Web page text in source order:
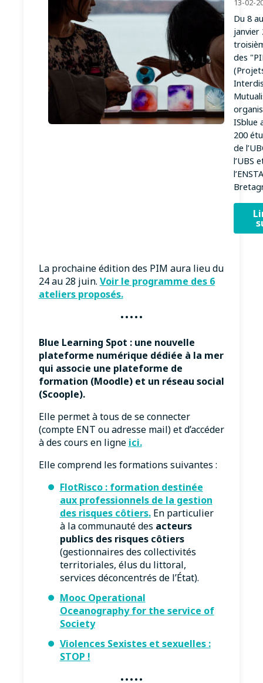
13-02-
Du 8
janvier
des
ISblue
200
de
l’UBS
l’ENSTA
La prochaine édition des PIM aura lieu du
24 au 28 juin. Voir le programme des 6
ateliers proposés.
·····
Blue Learning Spot : une nouvelle
plateforme numérique dédiée à la mer
qui associe une plateforme de
formation (Moodle) et un réseau social
(Scoople).
Elle permet à tous de se connecter
(compte ENT ou adresse mail) et d’accéder
à des cours en ligne ici.
Elle comprend les formations suivantes :
FlotRisco : formation destinée
aux professionnels de la gestion
des risques côtiers.En particulier
à la communauté des acteurs
publics des risques côtiers
(gestionnaires des collectivités
territoriales, élus du littoral,
services déconcentrés de l’État).
Mooc Operational
Oceanography for the service of
Society
Violences Sexistes et sexuelles :
STOP !